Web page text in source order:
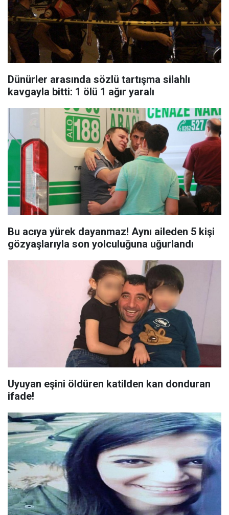
Dünürler arasında sözlü tartışma silahlı
kavgayla bitti: 1 ölü 1 ağır yaralı
Bu acıya yürek dayanmaz! Aynı aileden 5 kişi
gözyaşlarıyla son yolculuğuna uğurlandı
Uyuyan eşini öldüren katilden kan donduran
ifade!